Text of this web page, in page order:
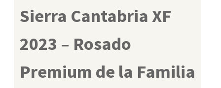
Sierra Cantabria XF
2023 – Rosado
Premium de la Familia